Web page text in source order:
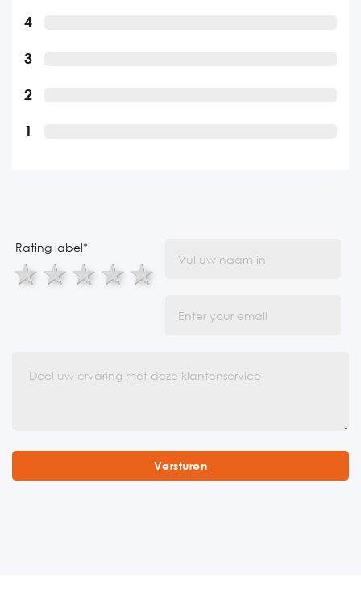
4
3
2
1
Rating label*
5 stars
4 stars
3 stars
2 stars
1 star